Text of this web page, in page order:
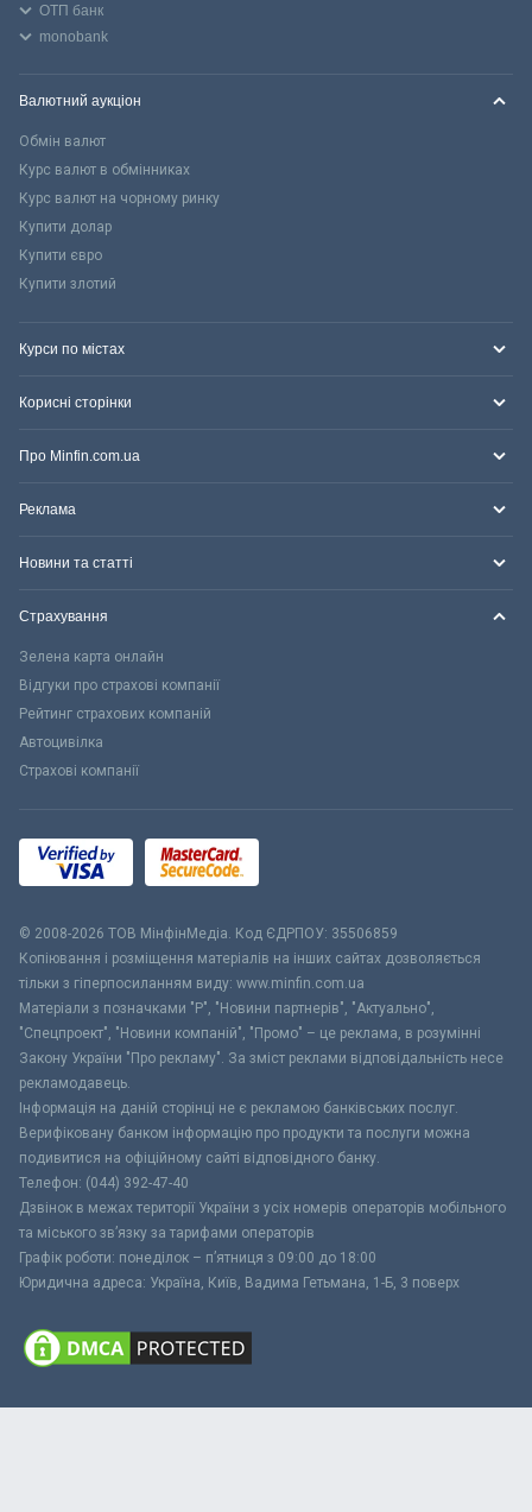
ОТП банк
monobank
Валютний аукціон
Обмін валют
Курс валют в обмінниках
Курс валют на чорному ринку
Купити долар
Купити євро
Купити злотий
Курси по містах
Корисні сторінки
Про Minfin.com.ua
Реклама
Новини та статті
Страхування
Зелена карта онлайн
Відгуки про страхові компанії
Рейтинг страхових компаній
Автоцивілка
Страхові компанії
© 2008-2026 ТОВ МiнфiнМедiа. Код ЄДРПОУ: 35506859
Копіювання і розміщення матеріалів на інших сайтах дозволяється
тільки з гіперпосиланням виду: www.minfin.com.ua
Матеріали з позначками "Р", "Новини партнерів", "Актуально",
"Спецпроект", "Новини компаній", "Промо" – це реклама, в розумінні
Закону України "Про рекламу". За зміст реклами відповідальність несе
рекламодавець.
Інформація на даній сторінці не є рекламою банківських послуг.
Верифіковану банком інформацію про продукти та послуги можна
подивитися на офіційному сайті відповідного банку.
Телефон: (044) 392-47-40
Дзвінок в межах території України з усіх номерів операторів мобільного
та міського зв’язку за тарифами операторів
Графік роботи: понеділок – п’ятниця з 09:00 до 18:00
Юридична адреса: Україна, Київ, Вадима Гетьмана, 1-Б, 3 поверх